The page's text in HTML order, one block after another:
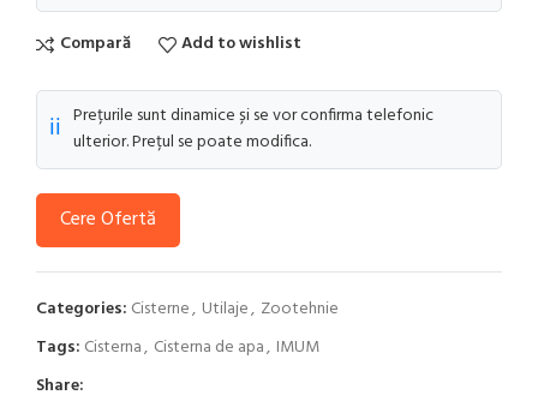
Compară Add to wishlist
ℹ️ Prețurile sunt dinamice și se vor confirma telefonic
ulterior. Prețul se poate modifica.
Cere Ofertă
Categories: Cisterne, Utilaje, Zootehnie
Tags: Cisterna, Cisterna de apa, IMUM
Share: